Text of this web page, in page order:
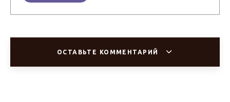
ОСТАВЬТЕ КОММЕНТАРИЙ